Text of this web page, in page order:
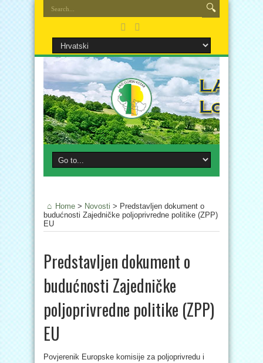
Home > Novosti > Predstavljen dokument o
budućnosti Zajedničke poljoprivredne politike (ZPP)
EU
Predstavljen dokument o
budućnosti Zajedničke
poljoprivredne politike (ZPP)
EU
Povjerenik Europske komisije za poljoprivredu i